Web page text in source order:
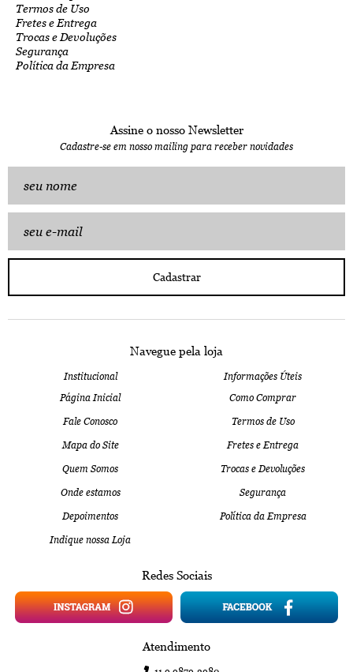
Termos de Uso
Fretes e Entrega
Trocas e Devoluções
Segurança
Política da Empresa
Assine o nosso Newsletter
Cadastre-se em nosso mailing para receber novidades
Cadastrar
Navegue pela loja
Institucional
Página Inicial
Fale Conosco
Mapa do Site
Quem Somos
Onde estamos
Depoimentos
Indique nossa Loja
Informações Úteis
Como Comprar
Termos de Uso
Fretes e Entrega
Trocas e Devoluções
Segurança
Política da Empresa
Redes Sociais
Atendimento